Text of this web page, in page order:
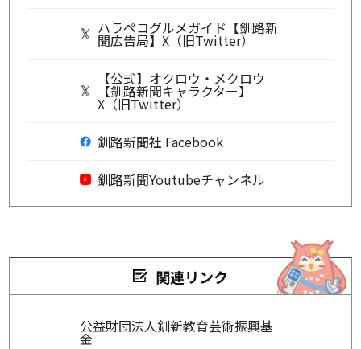
ハラペコグルメガイド【釧路新
聞広告局】X（旧Twitter）
【公式】オクロウ・メクロウ
【釧路新聞キャラクター】
X（旧Twitter）
釧路新聞社 Facebook
釧路新聞Youtubeチャンネル
関連リンク
公益財団法人釧新教育芸術振興基
金